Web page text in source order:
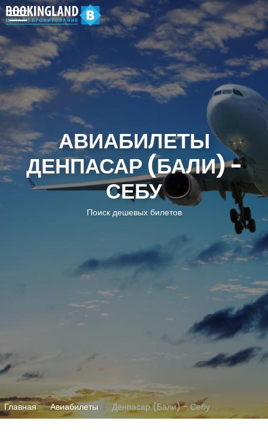
АВИАБИЛЕТЫ
ДЕНПАСАР (БАЛИ) -
СЕБУ
Поиск дешевых билетов
Главная Авиабилеты Денпасар (Бали) - Себу